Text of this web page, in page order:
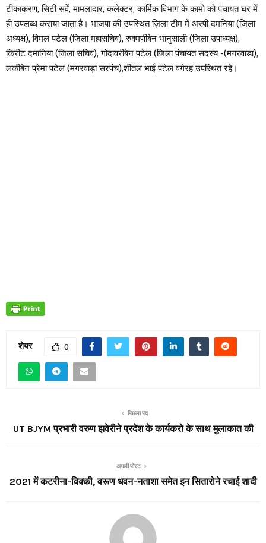
टीकाकरण, सिटी सर्वे, मामलादार, कलेक्टर, कार्मिक विभाग के कामो को पंचायत घर में
ही उपलब्ध कराया जाता है। भाजपा की उपस्थित ज़िला टीम में अस्पी दमनिया (जिला
अध्यक्ष), विमल पटेल (जिला महासचिव), रुक्मणीबेन भानुसाली (जिला उपाध्यक्ष),
किरीट दमानिया (जिला सचिव), गोदावरीबेन पटेल (जिला पंचायत सदस्य -(मगरवाडा),
लकीबेन प्रेमा पटेल (मगरवाड़ा सरपंच),शीतल भाई पटेल वगेरह उपस्थित रहे।
शेयर 0
पिछला पद
UT BJYM प्रभारी वरुण झवेरीने प्रदेश के कार्यकरो के साथ मुलाकात की
अगली पोस्ट
2021 में कटरीना-विक्की, वरूण धवन-नताशा समेत इन सितारोने रचाई शादी